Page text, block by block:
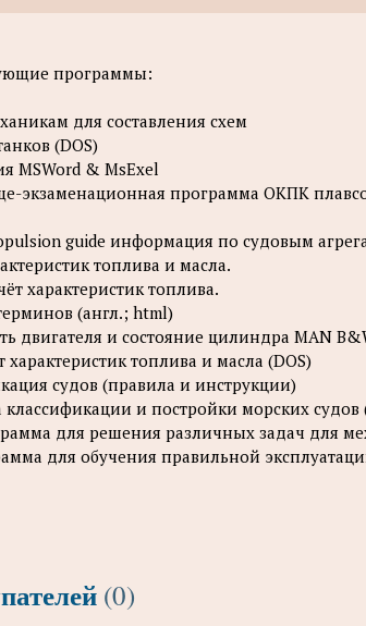
программы:
для составления схем
(DOS)
MSWord & MsExel
экзаменационная программа ОКПК
guide информация по судовым
топлива и масла.
характеристик топлива.
(англ.; html)
двигателя и состояние цилиндра MAN
характеристик топлива и масла (DOS)
судов (правила и инструкции)
классификации и постройки морских судов
для решения различных задач для
для обучения правильной
(0)